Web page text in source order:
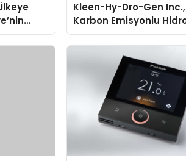
Kleen-Hy-Dro-Gen Inc.,
Karbon Emisyonlu
Isıtma Teknolojisinde
TSSA Düzenleyici